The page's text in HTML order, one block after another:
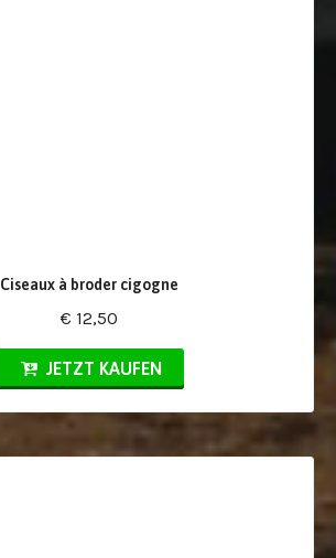
Ciseaux à broder cigogne
€ 12,50
JETZT KAUFEN